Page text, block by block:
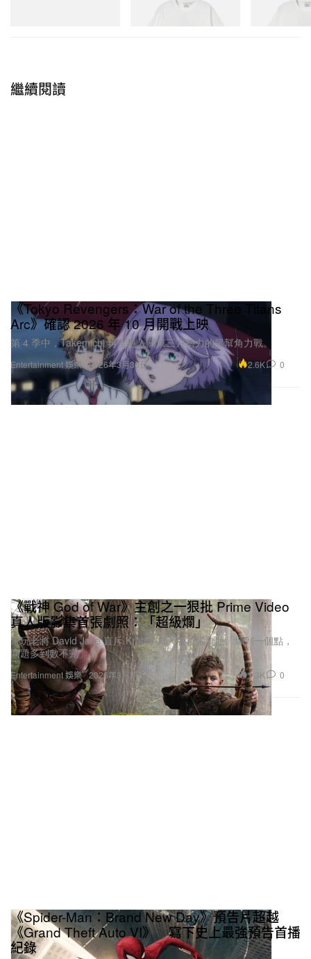
繼續閱讀
Entertainment 娛樂
《Tokyo Revengers：War of the Three Titans
Arc》確認 2026 年 10 月開戰上映
第 4 季中，Takemichi 再度捲入關東三方勢力的黑幫角力戰。
2026年3月30日 2.6K 0
Entertainment 娛樂
《戰神 God of War》主創之一狠批 Prime Video
真人版影集首張劇照：「超級爛」
電玩老將 David Jaffe 直斥 Kratos 真人版首張劇照「爛到一個點，
問題多到數不完」。
2026年3月3日 1.3K 0
《Spider-Man：Brand New Day》預告片超越
《Grand Theft Auto VI》 寫下史上最強預告首播
紀錄